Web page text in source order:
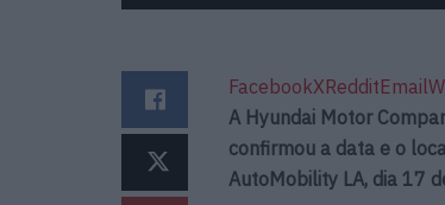
FacebookXRedditEmail
A Hyundai Motor
confirmou a data e o
AutoMobility LA, dia 17